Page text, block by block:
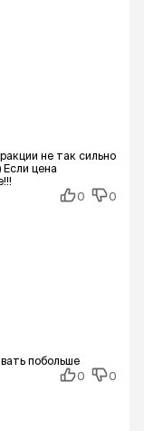
не так сильно
Если цена
0
0
побольше
0
0